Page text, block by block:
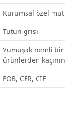
Kurumsal özel
Tütün grisi
Yumuşak nemli bir
ürünlerden kaçının
FOB, CFR, CIF